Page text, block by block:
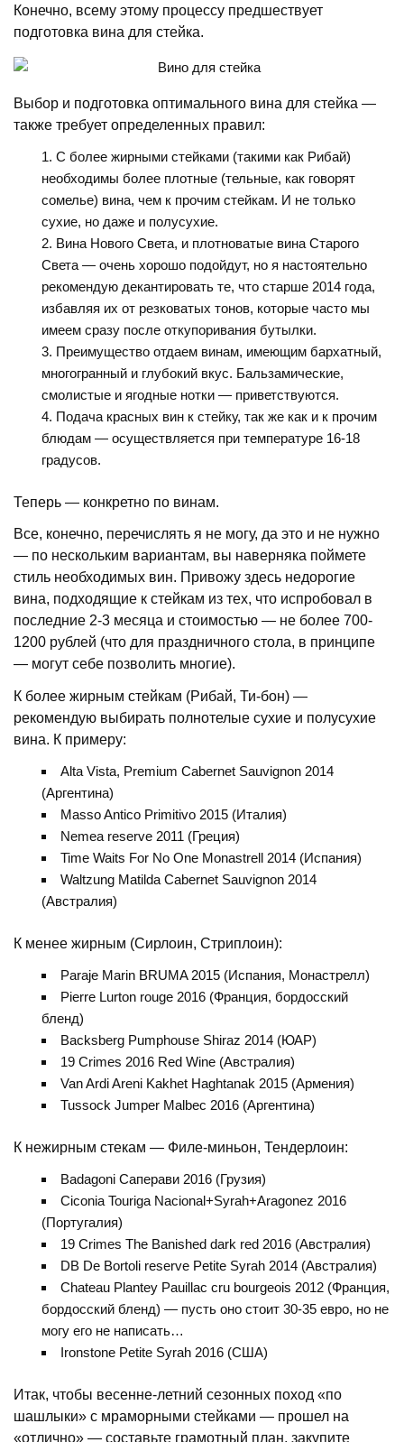
Конечно, всему этому процессу предшествует
подготовка вина для стейка.
Выбор и подготовка оптимального вина для стейка —
также требует определенных правил:
С более жирными стейками (такими как Рибай)
необходимы более плотные (тельные, как говорят
сомелье) вина, чем к прочим стейкам. И не только
сухие, но даже и полусухие.
Вина Нового Света, и плотноватые вина Старого
Света — очень хорошо подойдут, но я настоятельно
рекомендую декантировать те, что старше 2014 года,
избавляя их от резковатых тонов, которые часто мы
имеем сразу после откупоривания бутылки.
Преимущество отдаем винам, имеющим бархатный,
многогранный и глубокий вкус. Бальзамические,
смолистые и ягодные нотки — приветствуются.
Подача красных вин к стейку, так же как и к прочим
блюдам — осуществляется при температуре 16-18
градусов.
Теперь — конкретно по винам.
Все, конечно, перечислять я не могу, да это и не нужно
— по нескольким вариантам, вы наверняка поймете
стиль необходимых вин. Привожу здесь недорогие
вина, подходящие к стейкам из тех, что испробовал в
последние 2-3 месяца и стоимостью — не более 700-
1200 рублей (что для праздничного стола, в принципе
— могут себе позволить многие).
К более жирным стейкам (Рибай, Ти-бон) —
рекомендую выбирать полнотелые сухие и полусухие
вина. К примеру:
Alta Vista, Premium Cabernet Sauvignon 2014
(Аргентина)
Masso Antico Primitivo 2015 (Италия)
Nemea reserve 2011 (Греция)
Time Waits For No One Monastrell 2014 (Испания)
Waltzung Matilda Cabernet Sauvignon 2014
(Австралия)
К менее жирным (Сирлоин, Стриплоин):
Paraje Marin BRUMA 2015 (Испания, Монастрелл)
Pierre Lurton rouge 2016 (Франция, бордосский
бленд)
Backsberg Pumphouse Shiraz 2014 (ЮАР)
19 Crimes 2016 Red Wine (Австралия)
Van Ardi Areni Kakhet Haghtanak 2015 (Армения)
Tussock Jumper Malbec 2016 (Аргентина)
К нежирным стекам — Филе-миньон, Тендерлоин:
Badagoni Саперави 2016 (Грузия)
Ciconia Touriga Nacional+Syrah+Aragonez 2016
(Португалия)
19 Crimes The Banished dark red 2016 (Австралия)
DB De Bortoli reserve Petite Syrah 2014 (Австралия)
Chateau Plantey Pauillac cru bourgeois 2012 (Франция,
бордосский бленд) — пусть оно стоит 30-35 евро, но не
могу его не написать…
Ironstone Petite Syrah 2016 (США)
Итак, чтобы весенне-летний сезонных поход «по
шашлыки» с мраморными стейками — прошел на
«отлично» — составьте грамотный план, закупите